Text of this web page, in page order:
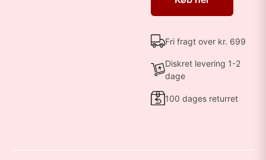
Fri fragt over kr. 699
Diskret levering 1-2
dage
100 dages returret